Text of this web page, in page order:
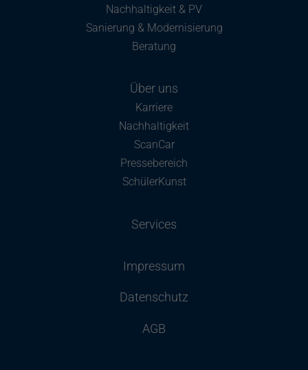
Nachhaltigkeit & PV
Sanierung & Modernisierung
Beratung
Über uns
Karriere
Nachhaltigkeit
ScanCar
Pressebereich
SchülerKunst
Services
Impressum
Datenschutz
AGB